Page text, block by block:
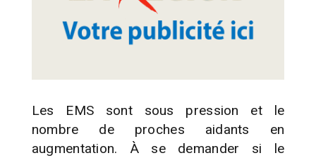
Les EMS sont sous pression et le
nombre de proches aidants en
augmentation. À se demander si le